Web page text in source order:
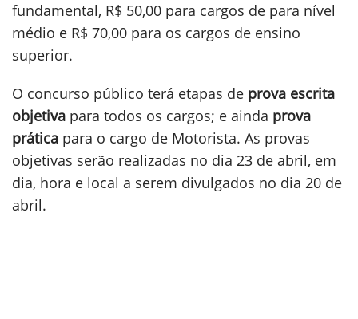
fundamental, R$ 50,00 para cargos de para nível
médio e R$ 70,00 para os cargos de ensino
superior.
O concurso público terá etapas de prova escrita
objetiva para todos os cargos; e ainda prova
prática para o cargo de Motorista. As provas
objetivas serão realizadas no dia 23 de abril, em
dia, hora e local a serem divulgados no dia 20 de
abril.